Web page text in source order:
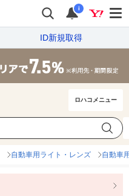
i
ID新規取得
ロハコメニュー
自動車用ライト・レンズ 自動車